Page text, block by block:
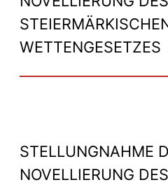
WETTENGESETZES
STELLUNGNAHME
NOVELLIERUNG